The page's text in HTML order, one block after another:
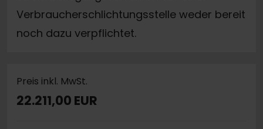
Verbraucherschlichtungsstelle weder bereit
noch dazu verpflichtet.
Preis inkl. MwSt.
22.211,00 EUR